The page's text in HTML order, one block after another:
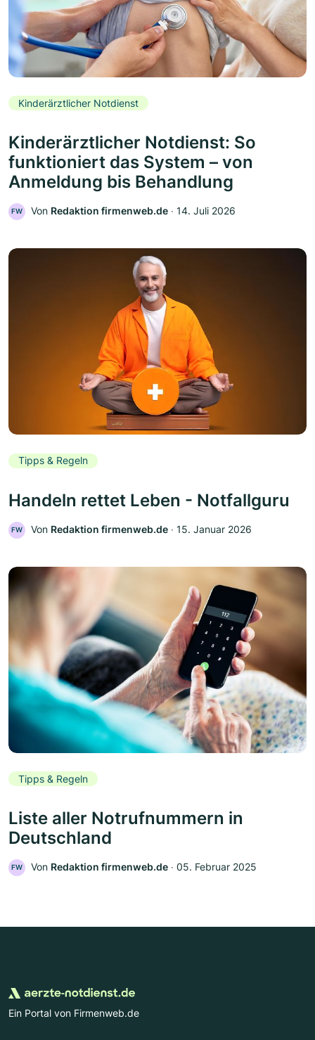
Kinderärztlicher Notdienst
Kinderärztlicher Notdienst: So
funktioniert das System – von
Anmeldung bis Behandlung
FW Von Redaktion firmenweb.de ‧ 14. Juli 2026
Tipps & Regeln
Handeln rettet Leben - Notfallguru
FW Von Redaktion firmenweb.de ‧ 15. Januar 2026
Tipps & Regeln
Liste aller Notrufnummern in
Deutschland
FW Von Redaktion firmenweb.de ‧ 05. Februar 2025
Ein Portal von Firmenweb.de